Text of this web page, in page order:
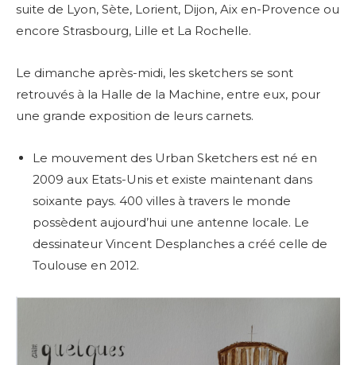
suite de Lyon, Sète, Lorient, Dijon, Aix en-Provence ou
encore Strasbourg, Lille et La Rochelle.
Le dimanche après-midi, les sketchers se sont
retrouvés à la Halle de la Machine, entre eux, pour
une grande exposition de leurs carnets.
Le mouvement des Urban Sketchers est né en
2009 aux Etats-Unis et existe maintenant dans
soixante pays. 400 villes à travers le monde
possèdent aujourd’hui une antenne locale. Le
dessinateur Vincent Desplanches a créé celle de
Toulouse en 2012.